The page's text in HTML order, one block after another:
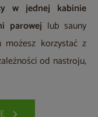
w jednej kabinie
parowej lub sauny
korzystać z
od nastroju,